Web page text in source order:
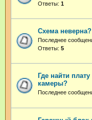
Ответы: 1
Схема неверна?
Последнее
Ответы: 5
Где найти
камеры?
Последнее